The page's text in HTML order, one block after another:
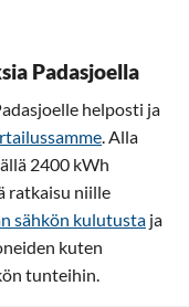
Padasjoella
helposti ja
. Alla
2400 kWh
ratkaisu niille
sähkön kulutusta ja
kuten
tunteihin.